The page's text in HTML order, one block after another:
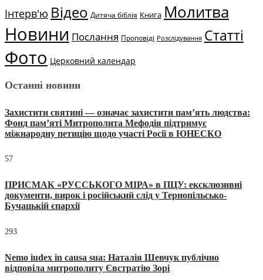
Інтерв'ю Відео Дитяча біблія Книга Молитва
Новини Послання Проповіді Розслідування Статті
Фото Церковний календар
Останні новини
Захистити святині — означає захистити пам’ять людства:
Фонд пам’яті Митрополита Мефодія підтримує
міжнародну петицію щодо участі Росії в ЮНЕСКО
57
ПРИСМАК «РУССЬКОГО МІРА» в ПЦУ: ексклюзивні
документи, вирок і російський слід у Тернопільсько-
Бучацькій єпархії
293
Nemo iudex in causa sua: Наталія Шевчук публічно
відповіла митрополиту Євстратію Зорі